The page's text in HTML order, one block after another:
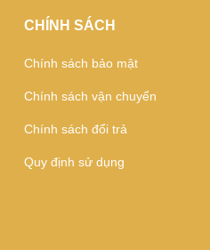
CHÍNH SÁCH
Chính sách bảo mật
Chính sách vận chuyển
Chính sách đổi trả
Quy định sử dụng